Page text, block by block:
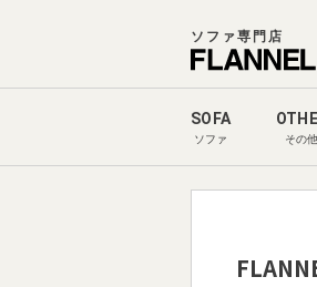
ソファ専門店
SOFA
ソファ その